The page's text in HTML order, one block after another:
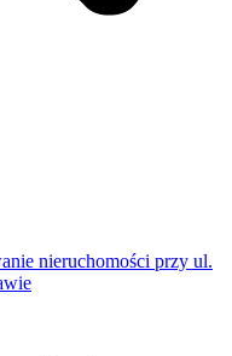
nieruchomości przy ul.